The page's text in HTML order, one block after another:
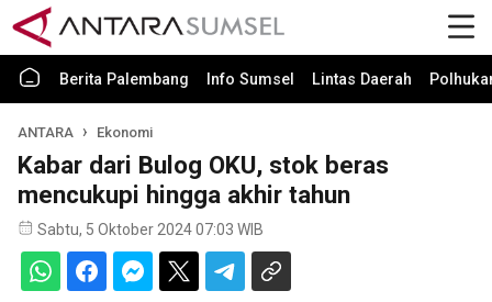
Berita Palembang Info Sumsel Lintas Daerah
ANTARA Ekonomi
Kabar dari Bulog OKU, stok beras
mencukupi hingga akhir tahun
Sabtu, 5 Oktober 2024 07:03 WIB